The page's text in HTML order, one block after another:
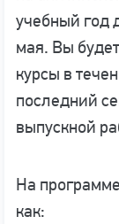
учебный год
мая. Вы
курсы в
последний
выпускной
На
как: